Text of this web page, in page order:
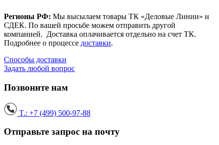
Регионы РФ: Мы высылаем товары ТК «Деловые Линии» и
СДЕК. По вашей просьбе можем отправить другой
компанией. Доставка оплачивается отдельно на счет ТК.
Подробнее о процессе доставки.
Способы доставки
Задать любой вопрос
Позвоните нам
T.: +7 (499) 500-97-88
Отправьте запрос на почту